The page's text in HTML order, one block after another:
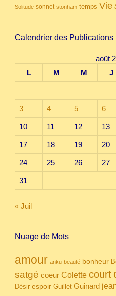
Solitude sonnet stonham temps Vie
Calendrier des Publications
août
L
M M J
3 4 5 6
10 11 12 13
17 18 19 20
24 25 26 27
31
« Juil
Nuage de Mots
amour anku beauté bonheur
satgé coeur Colette court
Désir espoir Guillet Guinard